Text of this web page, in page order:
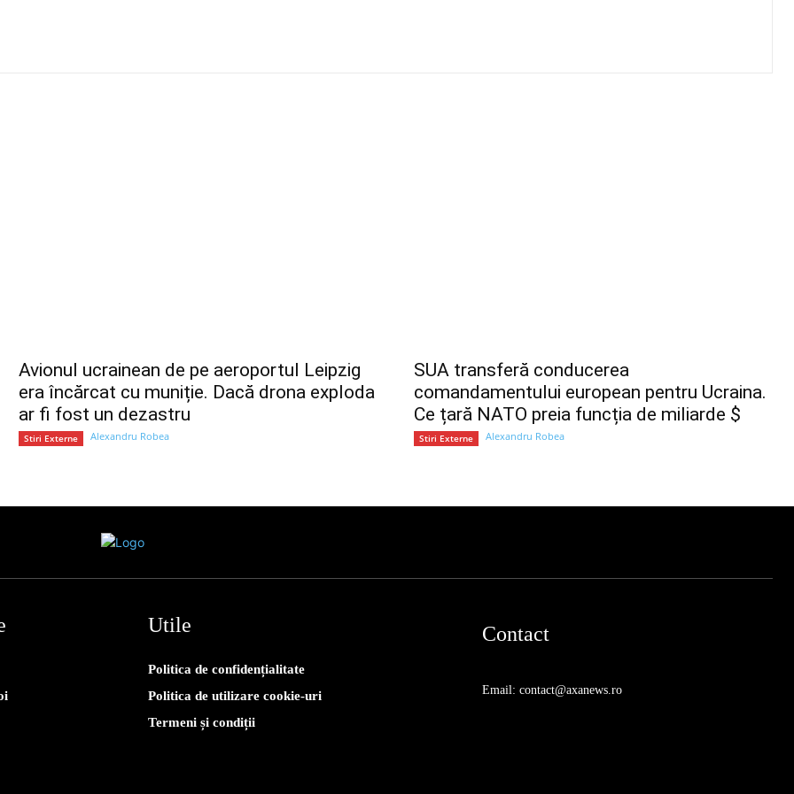
Avionul ucrainean de pe aeroportul Leipzig
era încărcat cu muniție. Dacă drona exploda
ar fi fost un dezastru
Stiri Externe Alexandru Robea
SUA transferă conducerea
comandamentului european pentru Ucraina.
Ce țară NATO preia funcția de miliarde $
Stiri Externe Alexandru Robea
Utile
Politica de confidențialitate
Politica de utilizare cookie-uri
Termeni și condiții
Contact
Email: contact@axanews.ro